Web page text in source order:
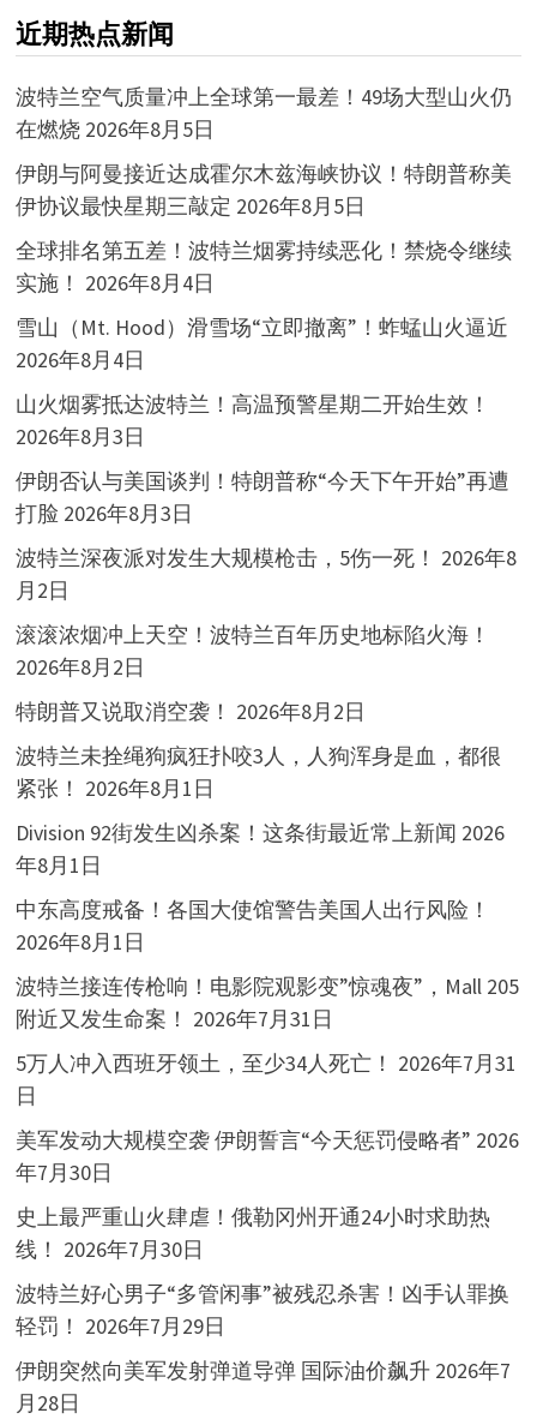
近期热点新闻
波特兰空气质量冲上全球第一最差！49场大型山火仍
在燃烧 2026年8月5日
伊朗与阿曼接近达成霍尔木兹海峡协议！特朗普称美
伊协议最快星期三敲定 2026年8月5日
全球排名第五差！波特兰烟雾持续恶化！禁烧令继续
实施！ 2026年8月4日
雪山（Mt. Hood）滑雪场“立即撤离”！蚱蜢山火逼近
2026年8月4日
山火烟雾抵达波特兰！高温预警星期二开始生效！
2026年8月3日
伊朗否认与美国谈判！特朗普称“今天下午开始”再遭
打脸 2026年8月3日
波特兰深夜派对发生大规模枪击，5伤一死！ 2026年8
月2日
滚滚浓烟冲上天空！波特兰百年历史地标陷火海！
2026年8月2日
特朗普又说取消空袭！ 2026年8月2日
波特兰未拴绳狗疯狂扑咬3人，人狗浑身是血，都很
紧张！ 2026年8月1日
Division 92街发生凶杀案！这条街最近常上新闻 2026
年8月1日
中东高度戒备！各国大使馆警告美国人出行风险！
2026年8月1日
波特兰接连传枪响！电影院观影变”惊魂夜”，Mall 205
附近又发生命案！ 2026年7月31日
5万人冲入西班牙领土，至少34人死亡！ 2026年7月31
日
美军发动大规模空袭 伊朗誓言“今天惩罚侵略者” 2026
年7月30日
史上最严重山火肆虐！俄勒冈州开通24小时求助热
线！ 2026年7月30日
波特兰好心男子“多管闲事”被残忍杀害！凶手认罪换
轻罚！ 2026年7月29日
伊朗突然向美军发射弹道导弹 国际油价飙升 2026年7
月28日